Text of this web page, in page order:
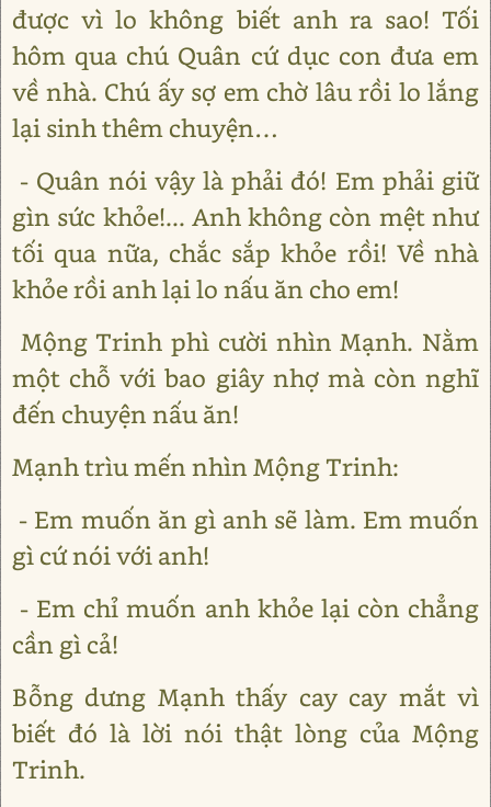
được vì lo không biết anh ra sao! Tối
hôm qua chú Quân cứ dục con đưa em
về nhà. Chú ấy sợ em chờ lâu rồi lo lắng
lại sinh thêm chuyện…
- Quân nói vậy là phải đó! Em phải giữ
gìn sức khỏe!... Anh không còn mệt như
tối qua nữa, chắc sắp khỏe rồi! Về nhà
khỏe rồi anh lại lo nấu ăn cho em!
Mộng Trinh phì cười nhìn Mạnh. Nằm
một chỗ với bao giây nhợ mà còn nghĩ
đến chuyện nấu ăn!
Mạnh trìu mến nhìn Mộng Trinh:
- Em muốn ăn gì anh sẽ làm. Em muốn
gì cứ nói với anh!
- Em chỉ muốn anh khỏe lại còn chẳng
cần gì cả!
Bỗng dưng Mạnh thấy cay cay mắt vì
biết đó là lời nói thật lòng của Mộng
Trinh.